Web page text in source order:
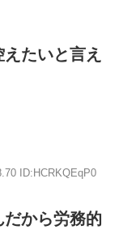
たいと言え
ID:HCRKQEqP0
から労務的